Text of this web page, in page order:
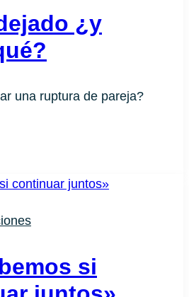
¿y
una ruptura de pareja?
si